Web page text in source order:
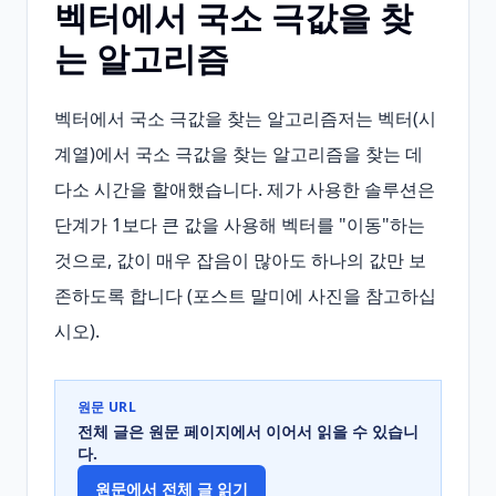
벡터에서 국소 극값을 찾
는 알고리즘
벡터에서 국소 극값을 찾는 알고리즘저는 벡터(시
계열)에서 국소 극값을 찾는 알고리즘을 찾는 데
다소 시간을 할애했습니다. 제가 사용한 솔루션은
단계가 1보다 큰 값을 사용해 벡터를 "이동"하는
것으로, 값이 매우 잡음이 많아도 하나의 값만 보
존하도록 합니다 (포스트 말미에 사진을 참고하십
시오).
원문 URL
전체 글은 원문 페이지에서 이어서 읽을 수 있습니
다.
원문에서 전체 글 읽기